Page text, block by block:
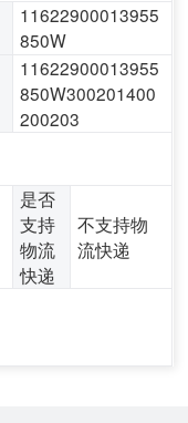
11622900013955
850W
11622900013955
850W300201400
200203
是否
支持
物流
快递
不支持物
流快递